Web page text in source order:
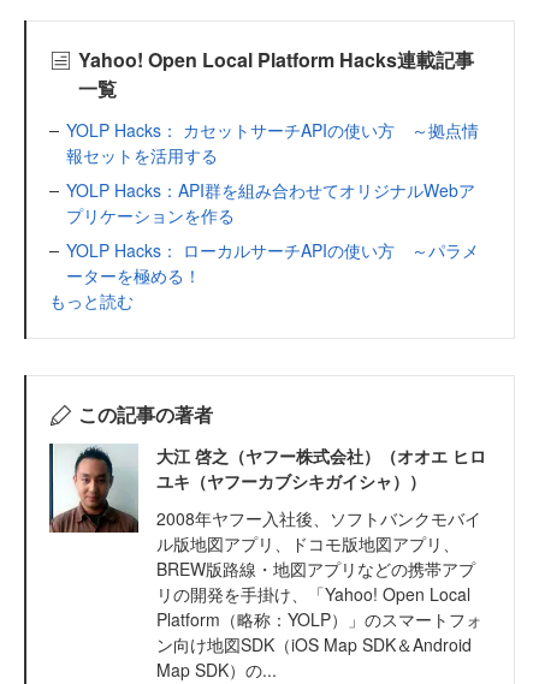
Yahoo! Open Local Platform Hacks連載記事
一覧
YOLP Hacks： カセットサーチAPIの使い方 ～拠点情
報セットを活用する
YOLP Hacks：API群を組み合わせてオリジナルWebア
プリケーションを作る
YOLP Hacks： ローカルサーチAPIの使い方 ～パラメ
ーターを極める！
もっと読む
この記事の著者
大江 啓之（ヤフー株式会社）（オオエ ヒロ
ユキ（ヤフーカブシキガイシャ））
2008年ヤフー入社後、ソフトバンクモバイ
ル版地図アプリ、ドコモ版地図アプリ、
BREW版路線・地図アプリなどの携帯アプ
リの開発を手掛け、「Yahoo! Open Local
Platform（略称：YOLP）」のスマートフォ
ン向け地図SDK（iOS Map SDK＆Android
Map SDK）の...